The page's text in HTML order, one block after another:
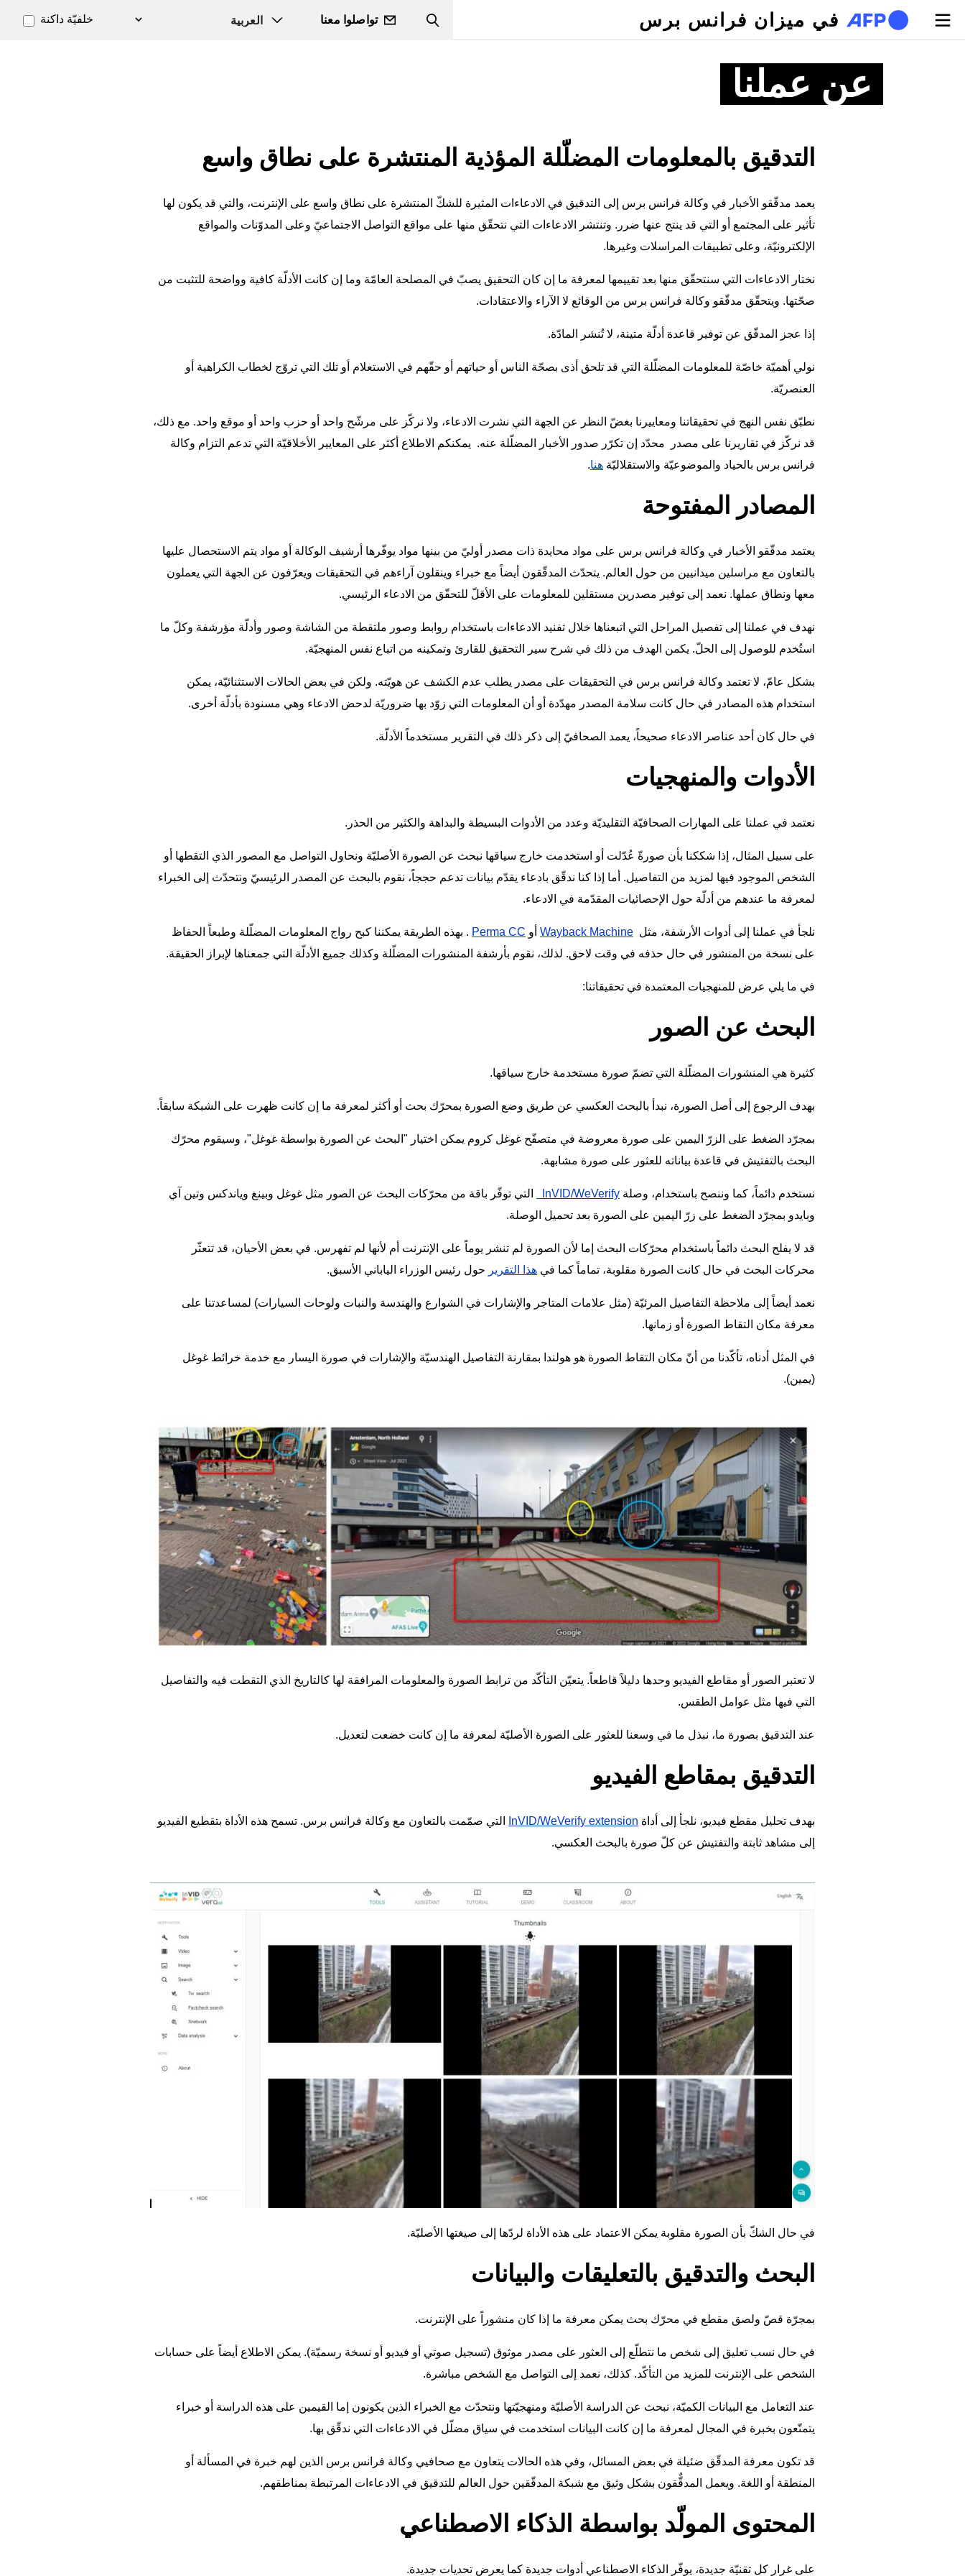
تجاوز إلى المحتوى الرئيسي
في ميزان فرانس برس Search
تواصلوا معنا خلفيّة داكنة
عن عملنا
التدقيق بالمعلومات المضلّلة المؤذية المنتشرة على نطاق واسع
يعمد مدقّقو الأخبار في وكالة فرانس برس إلى التدقيق في الادعاءات المثيرة للشكّ المنتشرة على نطاق واسع على الإنترنت، والتي قد يكون لها
تأثير على المجتمع أو التي قد ينتج عنها ضرر. وتنتشر الادعاءات التي نتحقّق منها على مواقع التواصل الاجتماعيّ وعلى المدوّنات والمواقع
الإلكترونيّة، وعلى تطبيقات المراسلات وغيرها.
نختار الادعاءات التي سنتحقّق منها بعد تقييمها لمعرفة ما إن كان التحقيق يصبّ في المصلحة العامّة وما إن كانت الأدلّة كافية وواضحة للتثبت من
صحّتها. ويتحقّق مدقّقو وكالة فرانس برس من الوقائع لا الآراء والاعتقادات.
إذا عجز المدقّق عن توفير قاعدة أدلّة متينة، لا تُنشر المادّة.
نولي أهميّة خاصّة للمعلومات المضلّلة التي قد تلحق أذى بصحّة الناس أو حياتهم أو حقّهم في الاستعلام أو تلك التي تروّج لخطاب الكراهية أو
العنصريّة.
نطبّق نفس النهج في تحقيقاتنا ومعاييرنا بغضّ النظر عن الجهة التي نشرت الادعاء، ولا نركّز على مرشّح واحد أو حزب واحد أو موقع واحد. مع ذلك،
قد نركّز في تقاريرنا على مصدر محدّد إن تكرّر صدور الأخبار المضلّلة عنه. يمكنكم الاطلاع أكثر على المعايير الأخلاقيّة التي تدعم التزام وكالة
فرانس برس بالحياد والموضوعيّة والاستقلاليّة هنا.
المصادر المفتوحة
يعتمد مدقّقو الأخبار في وكالة فرانس برس على مواد محايدة ذات مصدر أوليّ من بينها مواد يوفّرها أرشيف الوكالة أو مواد يتم الاستحصال عليها
بالتعاون مع مراسلين ميدانيين من حول العالم. يتحدّث المدقّقون أيضاً مع خبراء وينقلون آراءهم في التحقيقات ويعرّفون عن الجهة التي يعملون
معها ونطاق عملها. نعمد إلى توفير مصدرين مستقلين للمعلومات على الأقلّ للتحقّق من الادعاء الرئيسي.
نهدف في عملنا إلى تفصيل المراحل التي اتبعناها خلال تفنيد الادعاءات باستخدام روابط وصور ملتقطة من الشاشة وصور وأدلّة مؤرشفة وكلّ ما
استُخدم للوصول إلى الحلّ. يكمن الهدف من ذلك في شرح سير التحقيق للقارئ وتمكينه من اتباع نفس المنهجيّة.
بشكل عامّ، لا تعتمد وكالة فرانس برس في التحقيقات على مصدر يطلب عدم الكشف عن هويّته. ولكن في بعض الحالات الاستثنائيّة، يمكن
استخدام هذه المصادر في حال كانت سلامة المصدر مهدّدة أو أن المعلومات التي زوّد بها ضروريّة لدحض الادعاء وهي مسنودة بأدلّة أخرى.
في حال كان أحد عناصر الادعاء صحيحاً، يعمد الصحافيّ إلى ذكر ذلك في التقرير مستخدماً الأدلّة.
الأدوات والمنهجيات
نعتمد في عملنا على المهارات الصحافيّة التقليديّة وعدد من الأدوات البسيطة والبداهة والكثير من الحذر.
على سبيل المثال، إذا شككنا بأن صورةّ عُدّلت أو استخدمت خارج سياقها نبحث عن الصورة الأصليّة ونحاول التواصل مع المصور الذي التقطها أو
الشخص الموجود فيها لمزيد من التفاصيل. أما إذا كنا ندقّق بادعاء يقدّم بيانات تدعم حججاً، نقوم بالبحث عن المصدر الرئيسيّ ونتحدّث إلى الخبراء
لمعرفة ما عندهم من أدلّة حول الإحصائيات المقدّمة في الادعاء.
نلجأ في عملنا إلى أدوات الأرشفة، مثل Wayback Machine أو Perma CC . بهذه الطريقة يمكننا كبح رواج المعلومات المضلّلة وطبعاً الحفاظ
على نسخة من المنشور في حال حذفه في وقت لاحق. لذلك، نقوم بأرشفة المنشورات المضلّلة وكذلك جميع الأدلّة التي جمعناها لإبراز الحقيقة.
في ما يلي عرض للمنهجيات المعتمدة في تحقيقاتنا:
البحث عن الصور
كثيرة هي المنشورات المضلّلة التي تضمّ صورة مستخدمة خارج سياقها.
بهدف الرجوع إلى أصل الصورة، نبدأ بالبحث العكسي عن طريق وضع الصورة بمحرّك بحث أو أكثر لمعرفة ما إن كانت ظهرت على الشبكة سابقاً.
بمجرّد الضغط على الزرّ اليمين على صورة معروضة في متصفّح غوغل كروم يمكن اختيار "البحث عن الصورة بواسطة غوغل"، وسيقوم محرّك
البحث بالتفتيش في قاعدة بياناته للعثور على صورة مشابهة.
نستخدم دائماً، كما وننصح باستخدام، وصلة InVID/WeVerify
التي توفّر باقة من محرّكات البحث عن الصور مثل غوغل وبينغ وياندكس وتين آي
وبايدو بمجرّد الضغط على زرّ اليمين على الصورة بعد تحميل الوصلة.
قد لا يفلح البحث دائماً باستخدام محرّكات البحث إما لأن الصورة لم تنشر يوماً على الإنترنت أم لأنها لم تفهرس. في بعض الأحيان، قد تتعثّر
محركات البحث في حال كانت الصورة مقلوبة، تماماً كما في هذا التقرير حول رئيس الوزراء الياباني الأسبق.
نعمد أيضاً إلى ملاحظة التفاصيل المرئيّة (مثل علامات المتاجر والإشارات في الشوارع والهندسة والنبات ولوحات السيارات) لمساعدتنا على
معرفة مكان التقاط الصورة أو زمانها.
في المثل أدناه، تأكّدنا من أنّ مكان التقاط الصورة هو هولندا بمقارنة التفاصيل الهندسيّة والإشارات في صورة اليسار مع خدمة خرائط غوغل
(يمين).
Image
لا تعتبر الصور أو مقاطع الفيديو وحدها دليلاً قاطعاً. يتعيّن التأكّد من ترابط الصورة والمعلومات المرافقة لها كالتاريخ الذي التقطت فيه والتفاصيل
التي فيها مثل عوامل الطقس.
عند التدقيق بصورة ما، نبذل ما في وسعنا للعثور على الصورة الأصليّة لمعرفة ما إن كانت خضعت لتعديل.
التدقيق بمقاطع الفيديو
بهدف تحليل مقطع فيديو، نلجأ إلى أداة InVID/WeVerify extension
التي صمّمت بالتعاون مع وكالة فرانس برس. تسمح هذه الأداة بتقطيع الفيديو
إلى مشاهد ثابتة والتفتيش عن كلّ صورة بالبحث العكسي.
في حال الشكّ بأن الصورة مقلوبة يمكن الاعتماد على هذه الأداة لردّها إلى صيغتها الأصليّة.
البحث والتدقيق بالتعليقات والبيانات
بمجرّة قصّ ولصق مقطع في محرّك بحث يمكن معرفة ما إذا كان منشوراً على الإنترنت.
في حال نسب تعليق إلى شخص ما نتطلّع إلى العثور على مصدر موثوق (تسجيل صوتي أو فيديو أو نسخة رسميّة). يمكن الاطلاع أيضاً على حسابات
الشخص على الإنترنت للمزيد من التأكّد. كذلك، نعمد إلى التواصل مع الشخص مباشرة.
عند التعامل مع البيانات الكميّة، نبحث عن الدراسة الأصليّة ومنهجيّتها ونتحدّث مع الخبراء الذين يكونون إما القيمين على هذه الدراسة أو خبراء
يتمتّعون بخبرة في المجال لمعرفة ما إن كانت البيانات استخدمت في سياق مضلّل في الادعاءات التي ندقّق بها.
قد تكون معرفة المدقّق ضئيلة في بعض المسائل، وفي هذه الحالات يتعاون مع صحافيي وكالة فرانس برس الذين لهم خبرة في المسألة أو
المنطقة أو اللغة. ويعمل المدقٌّقون بشكل وثيق مع شبكة المدقّقين حول العالم للتدقيق في الادعاءات المرتبطة بمناطقهم.
المحتوى المولّد بواسطة الذكاء الاصطناعي
على غرار كل تقنيّة جديدة، يوفّر الذكاء الاصطناعي أدوات جديدة كما يعرض تحديات جديدة.